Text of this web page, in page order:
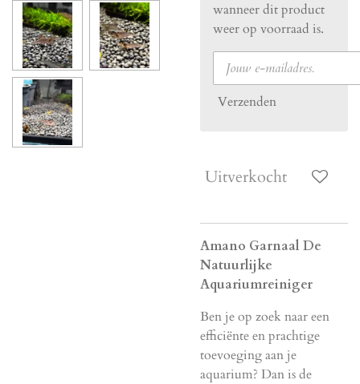
wanneer dit product
weer op voorraad is.
Verzenden
Uitverkocht
Amano Garnaal De
Natuurlijke
Aquariumreiniger
Ben je op zoek naar een
efficiënte en prachtige
toevoeging aan je
aquarium? Dan is de